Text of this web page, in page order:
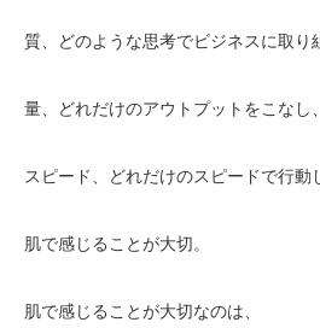
質、どのような思考でビジネスに取り
量、どれだけのアウトプットをこなし、
スピード、どれだけのスピードで行動
肌で感じることが大切。
肌で感じることが大切なのは、